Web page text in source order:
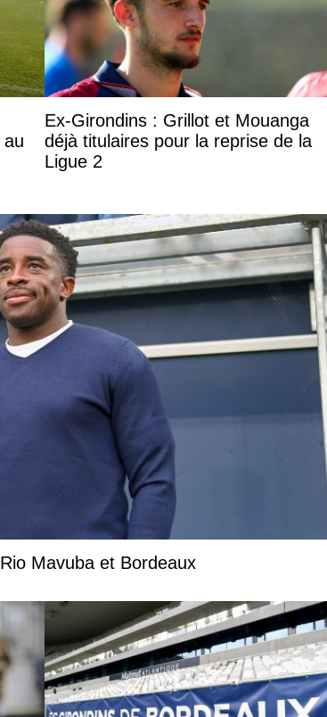
Ex-Girondins : Grillot et Mouanga
déjà titulaires pour la reprise de la
Ligue 2
Mavuba et Bordeaux